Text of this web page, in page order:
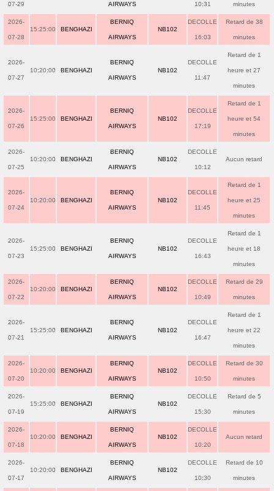
07-29 AIRWAYS 10:31 minutes
2026-
07-28
15:25:00 BENGHAZI
BERNIQ
AIRWAYS
NB102
DECOLLE
16:03
Retard de 38
minutes
2026-
07-27
10:20:00 BENGHAZI
BERNIQ
AIRWAYS
NB102
DECOLLE
11:47
Retard de 1
heure et 27
minutes
2026-
07-26
15:25:00 BENGHAZI
BERNIQ
AIRWAYS
NB102
DECOLLE
17:19
Retard de 1
heure et 54
minutes
2026-
07-25
10:20:00 BENGHAZI
BERNIQ
AIRWAYS
NB102
DECOLLE
10:12
Aucun retard
2026-
07-24
10:20:00 BENGHAZI
BERNIQ
AIRWAYS
NB102
DECOLLE
11:45
Retard de 1
heure et 25
minutes
2026-
07-23
15:25:00 BENGHAZI
BERNIQ
AIRWAYS
NB102
DECOLLE
16:43
Retard de 1
heure et 18
minutes
2026-
07-22
10:20:00 BENGHAZI
BERNIQ
AIRWAYS
NB102
DECOLLE
10:49
Retard de 29
minutes
2026-
07-21
15:25:00 BENGHAZI
BERNIQ
AIRWAYS
NB102
DECOLLE
16:47
Retard de 1
heure et 22
minutes
2026-
07-20
10:20:00 BENGHAZI
BERNIQ
AIRWAYS
NB102
DECOLLE
10:50
Retard de 30
minutes
2026-
07-19
15:25:00 BENGHAZI
BERNIQ
AIRWAYS
NB102
DECOLLE
15:30
Retard de 5
minutes
2026-
07-18
10:20:00 BENGHAZI
BERNIQ
AIRWAYS
NB102
DECOLLE
10:20
Aucun retard
2026-
07-17
10:20:00 BENGHAZI
BERNIQ
AIRWAYS
NB102
DECOLLE
10:30
Retard de 10
minutes